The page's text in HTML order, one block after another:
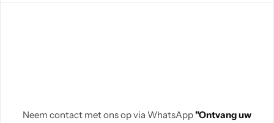
Neem contact met ons op via WhatsApp"Ontvang uw